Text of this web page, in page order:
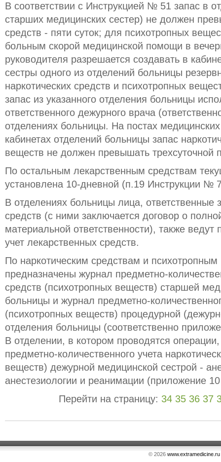
В соответствии с Инструкцией № 51 запас в
старших медицинских сестер) не должен
средств - пяти суток; для психотропных
больным скорой медицинской помощи в
руководителя разрешается создавать в
сестры одного из отделений больницы
наркотических средств и психотропных
запас из указанного отделения больницы
ответственного дежурного врача
отделениях больницы. На постах
кабинетах отделений больницы запас
веществ не должен превышать трехсуточной
По остальным лекарственным средствам
установлена 10-дневной (п.19 Инструкции №
В отделениях больницы лица, ответственные
средств (с ними заключается договор о
материальной ответственности), также
учет лекарственных средств.
По наркотическим средствам и
предназначены журнал предметно-
средств (психотропных веществ) старшей
больницы и журнал предметно-
(психотропных веществ) процедурной
отделения больницы (соответственно
В отделении, в котором проводятся
предметно-количественного учета
веществ) дежурной медицинской сестрой -
анестезиологии и реанимации (приложение
Перейти на страницу: 34 35 36 37
© 2026 www.extramedicine.ru